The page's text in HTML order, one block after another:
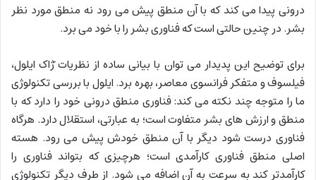
درونی پیدا می کند که با آن منطق پیش می رود نه منطق مورد نظر
بشر. در چنین حالتی است که فناوری بشر را با خود می برد.
برای توضیح این پدیدار می توان با بیانی ساده از نظریات ٓژاک ایلول،
فیلسوف و متفکر فرانسوی معاصر، بهره برد. ایلول با بررسی تکنولوژی
ما را متوجه چند نکته می کند: فناوری منطق درونی خود را دارد که با
منطق و ارزش های بشر متفاوت است؛ به عبارتی، استقلال دارد. هرگاه
فناوری درست شود دیگر با آن منطق خودش پیش می رود. هسته
اصلی منطق فناوری کارآمدی است؛ هرچیزی که بتواند فناوری را
کارآمدتر کند به سرعت به آن اضافه می شود. از طرف دیگر تکنولوژی